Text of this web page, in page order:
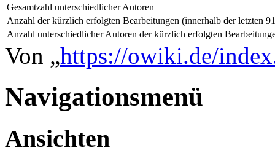
Gesamtzahl unterschiedlicher Autoren
Anzahl der kürzlich erfolgten Bearbeitungen (innerhalb der letzten
Anzahl unterschiedlicher Autoren der kürzlich erfolgten
Von „https://owiki.de/
Navigationsmenü
Ansichten